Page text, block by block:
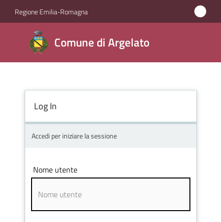
Vai al contenuto
Vai alla navigazione
Vai al footer
Regione Emilia-Romagna
Comune di Argelato
Comune
di
Argelato
Amministrazione
Novità
Servizi
Log In
Accedi per iniziare la sessione
Nome utente